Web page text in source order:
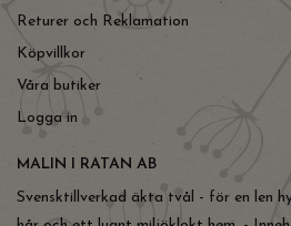
Returer och Reklamation
Köpvillkor
Våra butiker
Logga in
MALIN I RATAN AB
Svensktillverkad äkta tvål - för en len